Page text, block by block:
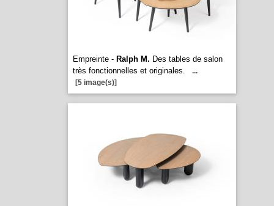
Empreinte - Ralph M. Des tables de salon
très fonctionnelles et originales.
...
[5 image(s)]